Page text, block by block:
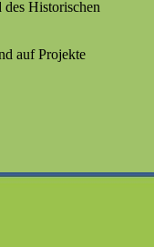
Historischen
auf Projekte